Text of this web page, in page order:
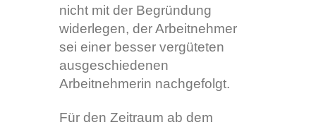
nicht mit der Begründung
widerlegen, der Arbeitnehmer
sei einer besser vergüteten
ausgeschiedenen
Arbeitnehmerin nachgefolgt.
Für den Zeitraum ab dem